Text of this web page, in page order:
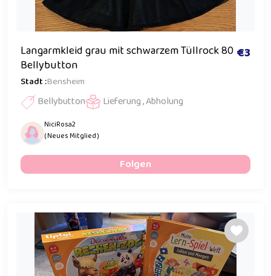
Langarmkleid grau mit schwarzem Tüllrock 80
Bellybutton
€3
Stadt :Bensheim
Bellybutton Lieferung , Abholung
NiciRosa2
( Neues Mitglied )
Folgen